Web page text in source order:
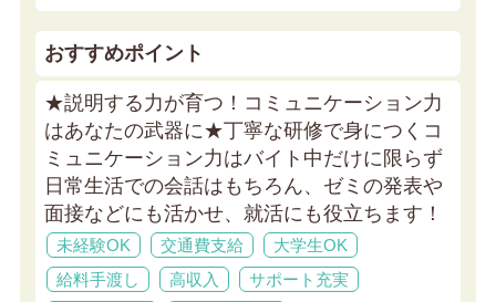
おすすめポイント
★説明する力が育つ！コミュニケーション力
はあなたの武器に★丁寧な研修で身につくコ
ミュニケーション力はバイト中だけに限らず
日常生活での会話はもちろん、ゼミの発表や
面接などにも活かせ、就活にも役立ちます！
未経験OK 交通費支給
大学生OK
給料手渡し
高収入
サポート充実